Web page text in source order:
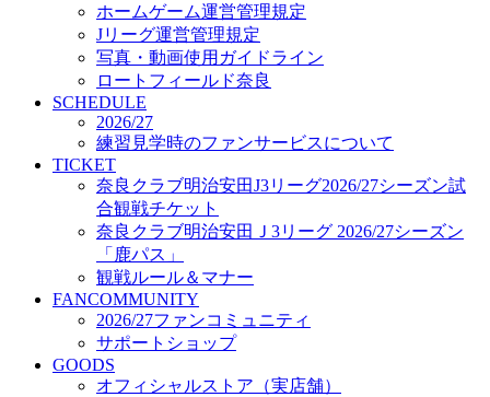
オフィシャルストア（実店舗）
オンラインストア
ACADEMY
アカデミーについて
プロジェクト
コーチ&スタッフ
ジュニア
ジュニアユース
ユース
練習拠点（ナラディーア）
SCHOOL
2026/27 パートナー企業
パートナー募集
クラブ理念
クラブ情報
サステナビリティ
Web制作支援
ホームゲーム運営管理規定
Jリーグ運営管理規定
写真・動画使用ガイドライン
ロートフィールド奈良
SCHEDULE
2026/27
練習見学時のファンサービスについて
TICKET
奈良クラブ明治安田J3リーグ2026/27シーズン試
合観戦チケット
奈良クラブ明治安田Ｊ3リーグ 2026/27シーズン
「鹿パス」
観戦ルール＆マナー
FANCOMMUNITY
2026/27ファンコミュニティ
サポートショップ
GOODS
オフィシャルストア（実店舗）